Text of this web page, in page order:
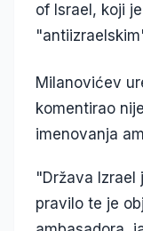
of Israel, koji
Milanovićev
komentirao
imenovanja
"Država Izrael
pravilo te je